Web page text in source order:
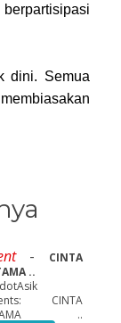
dini. Semua
-
CINTA
..
CINTA
..